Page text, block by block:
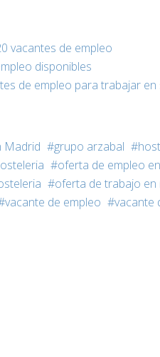
vacantes de empleo
disponibles
de empleo para trabajar
Madrid grupo arzabal
oferta de empleo
oferta de trabajo en
vacante de empleo vacante